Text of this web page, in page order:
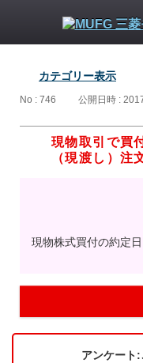
カテゴリー表示
No : 746 公開日時 :
現物取引で買
（現渡し）注
現物株式買付の約定
アンケート